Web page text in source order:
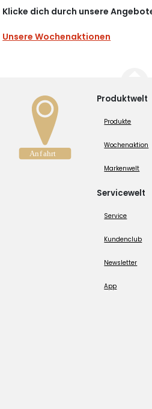
Klicke dich durch unsere
Unsere Wochenaktionen
Produktwelt
Produkte
Wochenaktion
Markenwelt
Servicewelt
Service
Kundenclub
Newsletter
App